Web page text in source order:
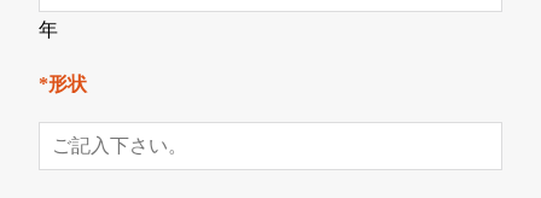
年
*形状